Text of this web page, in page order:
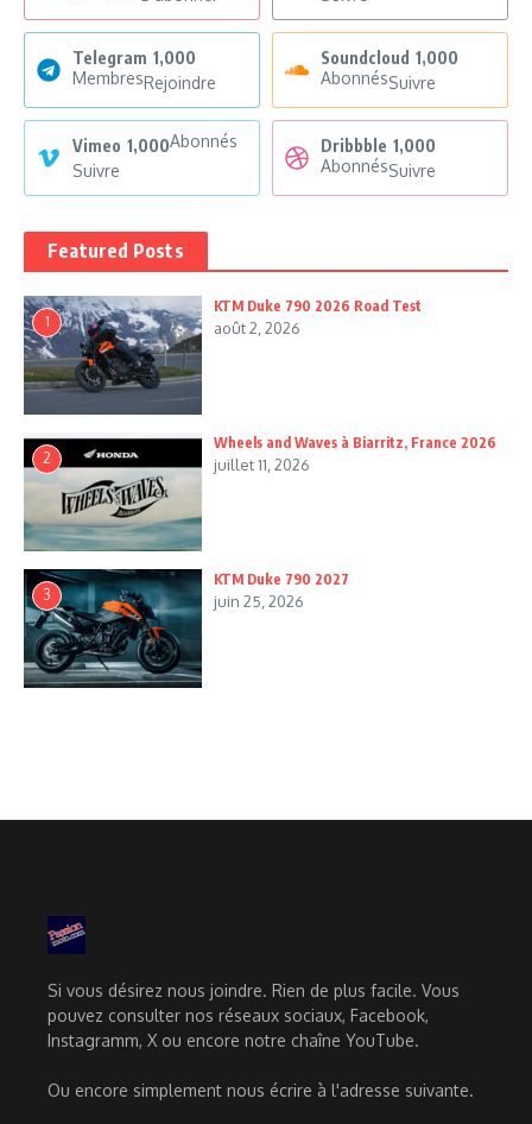
Telegram 1,000
MembresRejoindre
Soundcloud 1,000
AbonnésSuivre
Vimeo 1,000Abonnés
Suivre
Dribbble 1,000
AbonnésSuivre
Featured Posts
1
KTM Duke 790 2026 Road Test
août 2, 2026
2
Wheels and Waves à Biarritz, France 2026
juillet 11, 2026
3
KTM Duke 790 2027
juin 25, 2026
Si vous désirez nous joindre. Rien de plus facile. Vous
pouvez consulter nos réseaux sociaux, Facebook,
Instagramm, X ou encore notre chaîne YouTube.
Ou encore simplement nous écrire à l'adresse suivante.